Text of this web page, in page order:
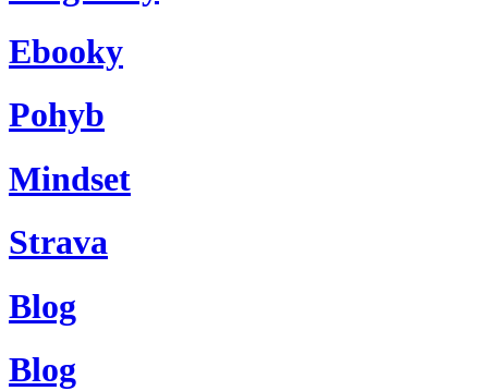
Ebooky
Pohyb
Mindset
Strava
Blog
Blog